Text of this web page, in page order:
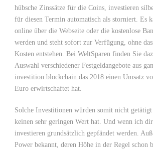
hübsche Zinssätze für die Coins, investieren
für diesen Termin automatisch als storniert. Es
online über die Webseite oder die kostenlose
werden und steht sofort zur Verfügung, ohne
Kosten entstehen. Bei WeltSparen finden Sie
Auswahl verschiedener Festgeldangebote aus
investition blockchain das 2018 einen Umsatz
Euro erwirtschaftet hat.
Solche Investitionen würden somit nicht
keinen sehr geringen Wert hat. Und wenn ich
investieren grundsätzlich gepfändet werden.
Power bekannt, deren Höhe in der Regel schon